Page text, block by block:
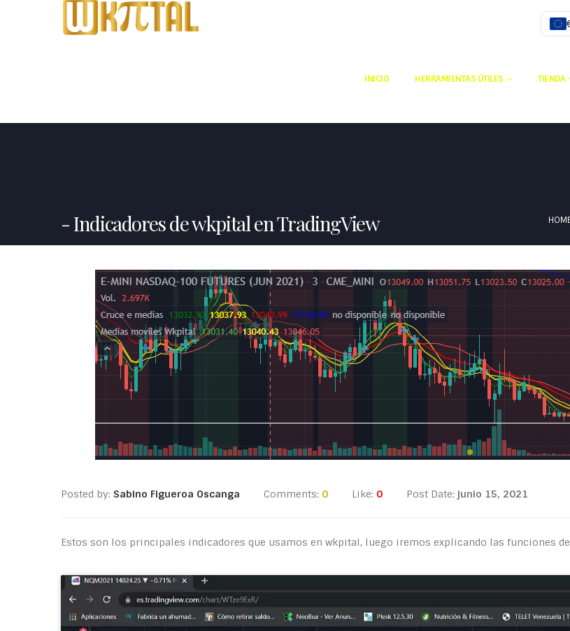
INICIO HERRAMIENTAS ÚTILES TIENDA
Indicadores de wkpital en TradingView
Posted by: Sabino Figueroa Oscanga Comments: 0 Like: 0 Post Date: junio 15, 2021
Estos son los principales indicadores que usamos en wkpital, luego iremos explicando las funciones de